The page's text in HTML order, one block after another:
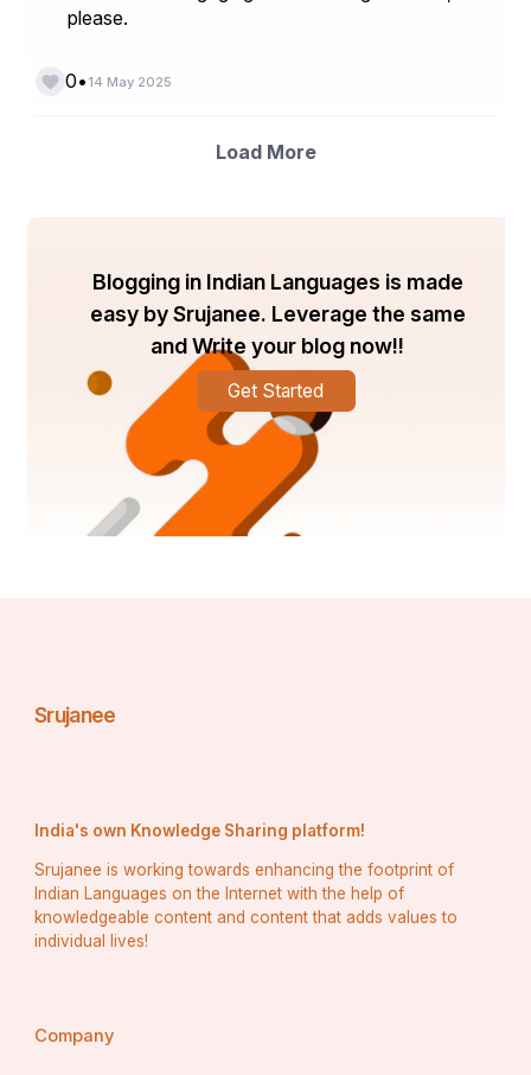
please.
0• 14 May 2025
Load More
Blogging in Indian Languages is made
easy by Srujanee. Leverage the same
and Write your blog now!!
Get Started
Srujanee
India's own Knowledge Sharing platform!
Srujanee is working towards enhancing the footprint of
Indian Languages on the Internet with the help of
knowledgeable content and content that adds values to
individual lives!
Company